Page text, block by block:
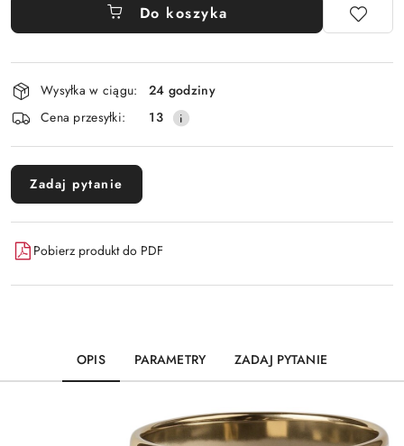
Do koszyka
Dostępność
i
dostawa
Wysyłka w ciągu:
24 godziny
Cena przesyłki:
13
Zadaj pytanie
Pobierz produkt do PDF
OPIS PARAMETRY ZADAJ PYTANIE